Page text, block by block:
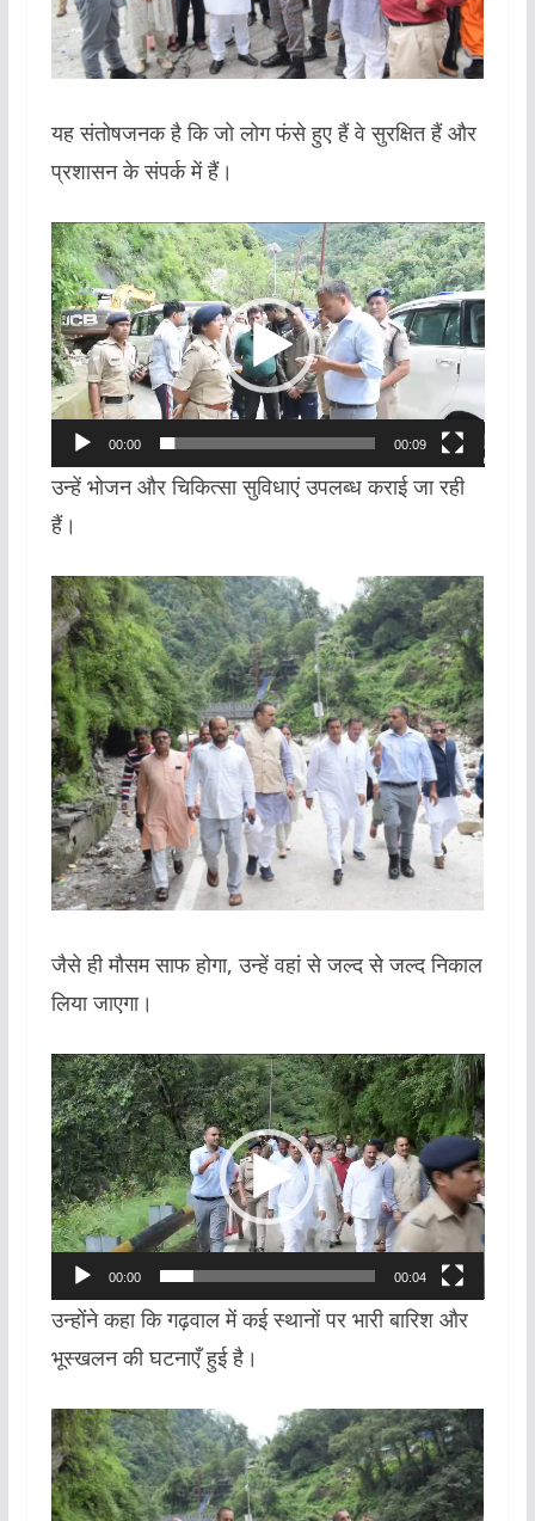
यह संतोषजनक है कि जो लोग फंसे हुए हैं वे सुरक्षित हैं और
प्रशासन के संपर्क में हैं।
Video
Player
00:00 00:09
उन्हें भोजन और चिकित्सा सुविधाएं उपलब्ध कराई जा रही
हैं।
जैसे ही मौसम साफ होगा, उन्हें वहां से जल्द से जल्द निकाल
लिया जाएगा।
Video
Player
00:00 00:04
उन्होंने कहा कि गढ़वाल में कई स्थानों पर भारी बारिश और
भूस्खलन की घटनाएँ हुई है।